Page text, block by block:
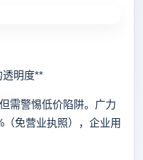
明度**
警惕低价陷阱。广力
免营业执照），企业用